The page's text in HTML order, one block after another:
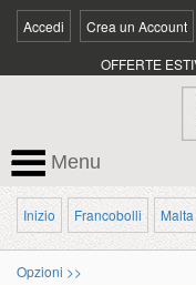
Accedi Crea un Account
OFFERTE
Menu
Inizio Francobolli Malta
Opzioni >>